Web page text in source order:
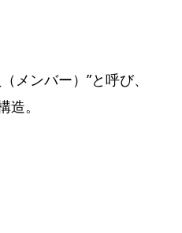
メンバー）”と呼び、
。